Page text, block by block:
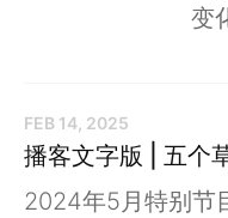
变
FEB 14, 2025
播客文字版 | 五个
2024年5月特别节